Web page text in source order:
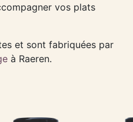
vos plats
et sont fabriquées par
à Raeren.